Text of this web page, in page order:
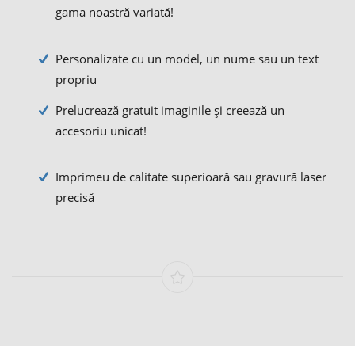
gama noastră variată!
Personalizate cu un model, un nume sau un text
propriu
Prelucrează gratuit imaginile și creează un
accesoriu unicat!
Imprimeu de calitate superioară sau gravură laser
precisă